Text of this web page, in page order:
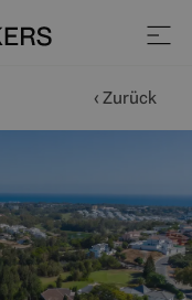
‹ Zurück